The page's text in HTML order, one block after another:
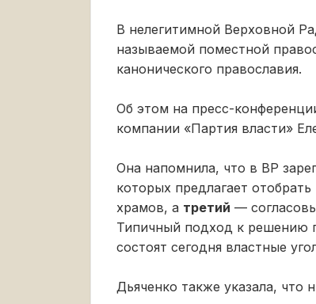
В нелегитимной Верховной
называемой поместной
канонического православия.
Об этом на пресс-
компании «Партия власти»
Она напомнила, что в ВР
которых предлагает
храмов, а третий —
Типичный подход к решению
состоят сегодня властные
Дьяченко также указала, что